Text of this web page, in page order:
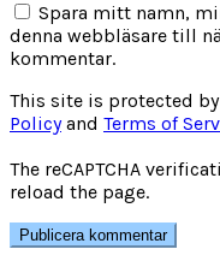
Spara mitt namn,
denna webbläsare till
kommentar.
This site is protected by
Policyand Terms of
The reCAPTCHA
reload the page.